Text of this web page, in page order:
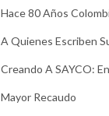
Hace 80 Años
A Quienes Escriben
Creando A SAYCO:
Mayor Recaudo